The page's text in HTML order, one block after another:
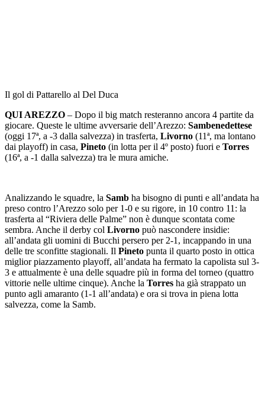
Il gol di Pattarello al Del Duca
QUI AREZZO – Dopo il big match resteranno ancora 4 partite da
giocare. Queste le ultime avversarie dell’Arezzo: Sambenedettese
(oggi 17ª, a -3 dalla salvezza) in trasferta, Livorno (11ª, ma lontano
dai playoff) in casa, Pineto (in lotta per il 4º posto) fuori e Torres
(16ª, a -1 dalla salvezza) tra le mura amiche.
Analizzando le squadre, la Samb ha bisogno di punti e all’andata ha
preso contro l’Arezzo solo per 1-0 e su rigore, in 10 contro 11: la
trasferta al “Riviera delle Palme” non è dunque scontata come
sembra. Anche il derby col Livorno può nascondere insidie:
all’andata gli uomini di Bucchi persero per 2-1, incappando in una
delle tre sconfitte stagionali. Il Pineto punta il quarto posto in ottica
miglior piazzamento playoff, all’andata ha fermato la capolista sul 3-
3 e attualmente è una delle squadre più in forma del torneo (quattro
vittorie nelle ultime cinque). Anche la Torres ha già strappato un
punto agli amaranto (1-1 all’andata) e ora si trova in piena lotta
salvezza, come la Samb.